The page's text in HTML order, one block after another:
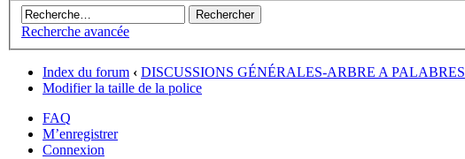
Recherche avancée
Index du forum ‹ DISCUSSIONS GÉNÉRALES-ARBRE A PALABRES
Modifier la taille de la police
FAQ
M’enregistrer
Connexion